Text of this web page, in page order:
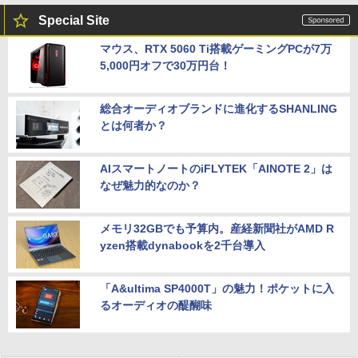
Special Site
マウス、RTX 5060 Ti搭載ゲーミングPCが7万
5,000円オフで30万円台！
総合オーディオブランドに進化するSHANLING
とは何者か？
AIスマートノートのiFLYTEK「AINOTE 2」は
なぜ魅力的なのか？
メモリ32GBでも予算内。産経新聞社がAMD R
yzen搭載dynabookを2千台導入
「A&ultima SP4000T」の魅力！ポケットに入
るオーディオの醍醐味